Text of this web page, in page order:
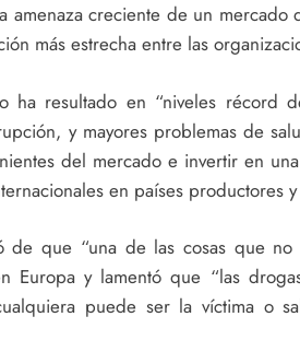
amenaza creciente de un
más estrecha entre las
ha resultado en “niveles
y mayores problemas de
del mercado e invertir en
en países productores
de que “una de las cosas que
Europa y lamentó que “las
puede ser la víctima o